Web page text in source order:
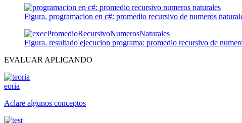
Figura. programacion en c#: promedio recursivo de numeros
Figura. resultado ejecucion programa: promedio recursivo de
EVALUAR APLICANDO
eoria
Aclare algunos conceptos